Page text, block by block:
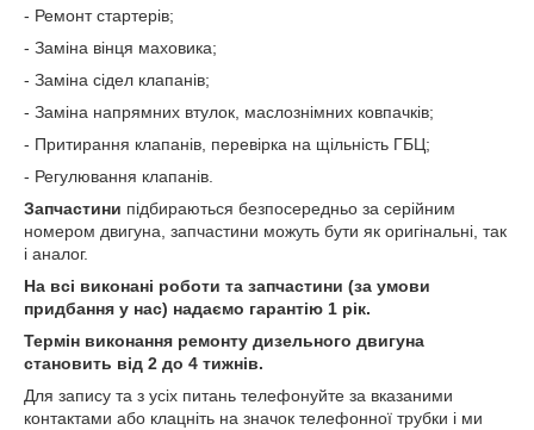
- Ремонт стартерів;
- Заміна вінця маховика;
- Заміна сідел клапанів;
- Заміна напрямних втулок, маслознімних ковпачків;
- Притирання клапанів, перевірка на щільність ГБЦ;
- Регулювання клапанів.
Запчастини підбираються безпосередньо за серійним
номером двигуна, запчастини можуть бути як оригінальні, так
і аналог.
На всі виконані роботи та запчастини (за умови
придбання у нас) надаємо гарантію 1 рік.
Термін виконання ремонту дизельного двигуна
становить від 2 до 4 тижнів.
Для запису та з усіх питань телефонуйте за вказаними
контактами або клацніть на значок телефонної трубки і ми